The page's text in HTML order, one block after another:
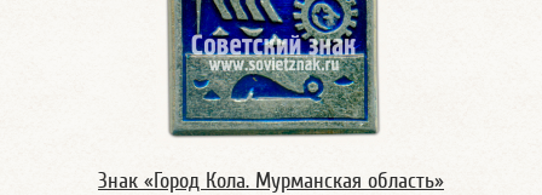
Знак «Город Кола. Мурманская область»